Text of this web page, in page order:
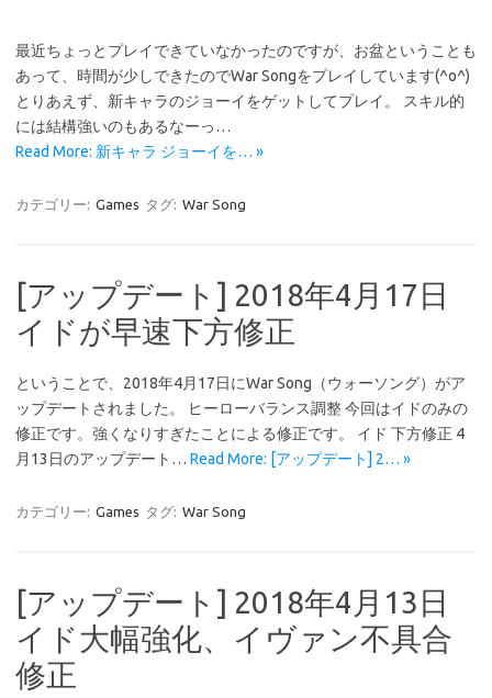
最近ちょっとプレイできていなかったのですが、お盆ということも
あって、時間が少しできたのでWar Songをプレイしています(^o^)
とりあえず、新キャラのジョーイをゲットしてプレイ。 スキル的
には結構強いのもあるなーっ…
Read More: 新キャラ ジョーイを… »
カテゴリー: Games タグ: War Song
[アップデート] 2018年4月17日
イドが早速下方修正
ということで、2018年4月17日にWar Song（ウォーソング）がア
ップデートされました。 ヒーローバランス調整 今回はイドのみの
修正です。強くなりすぎたことによる修正です。 イド 下方修正 4
月13日のアップデート… Read More: [アップデート] 2… »
カテゴリー: Games タグ: War Song
[アップデート] 2018年4月13日
イド大幅強化、イヴァン不具合
修正